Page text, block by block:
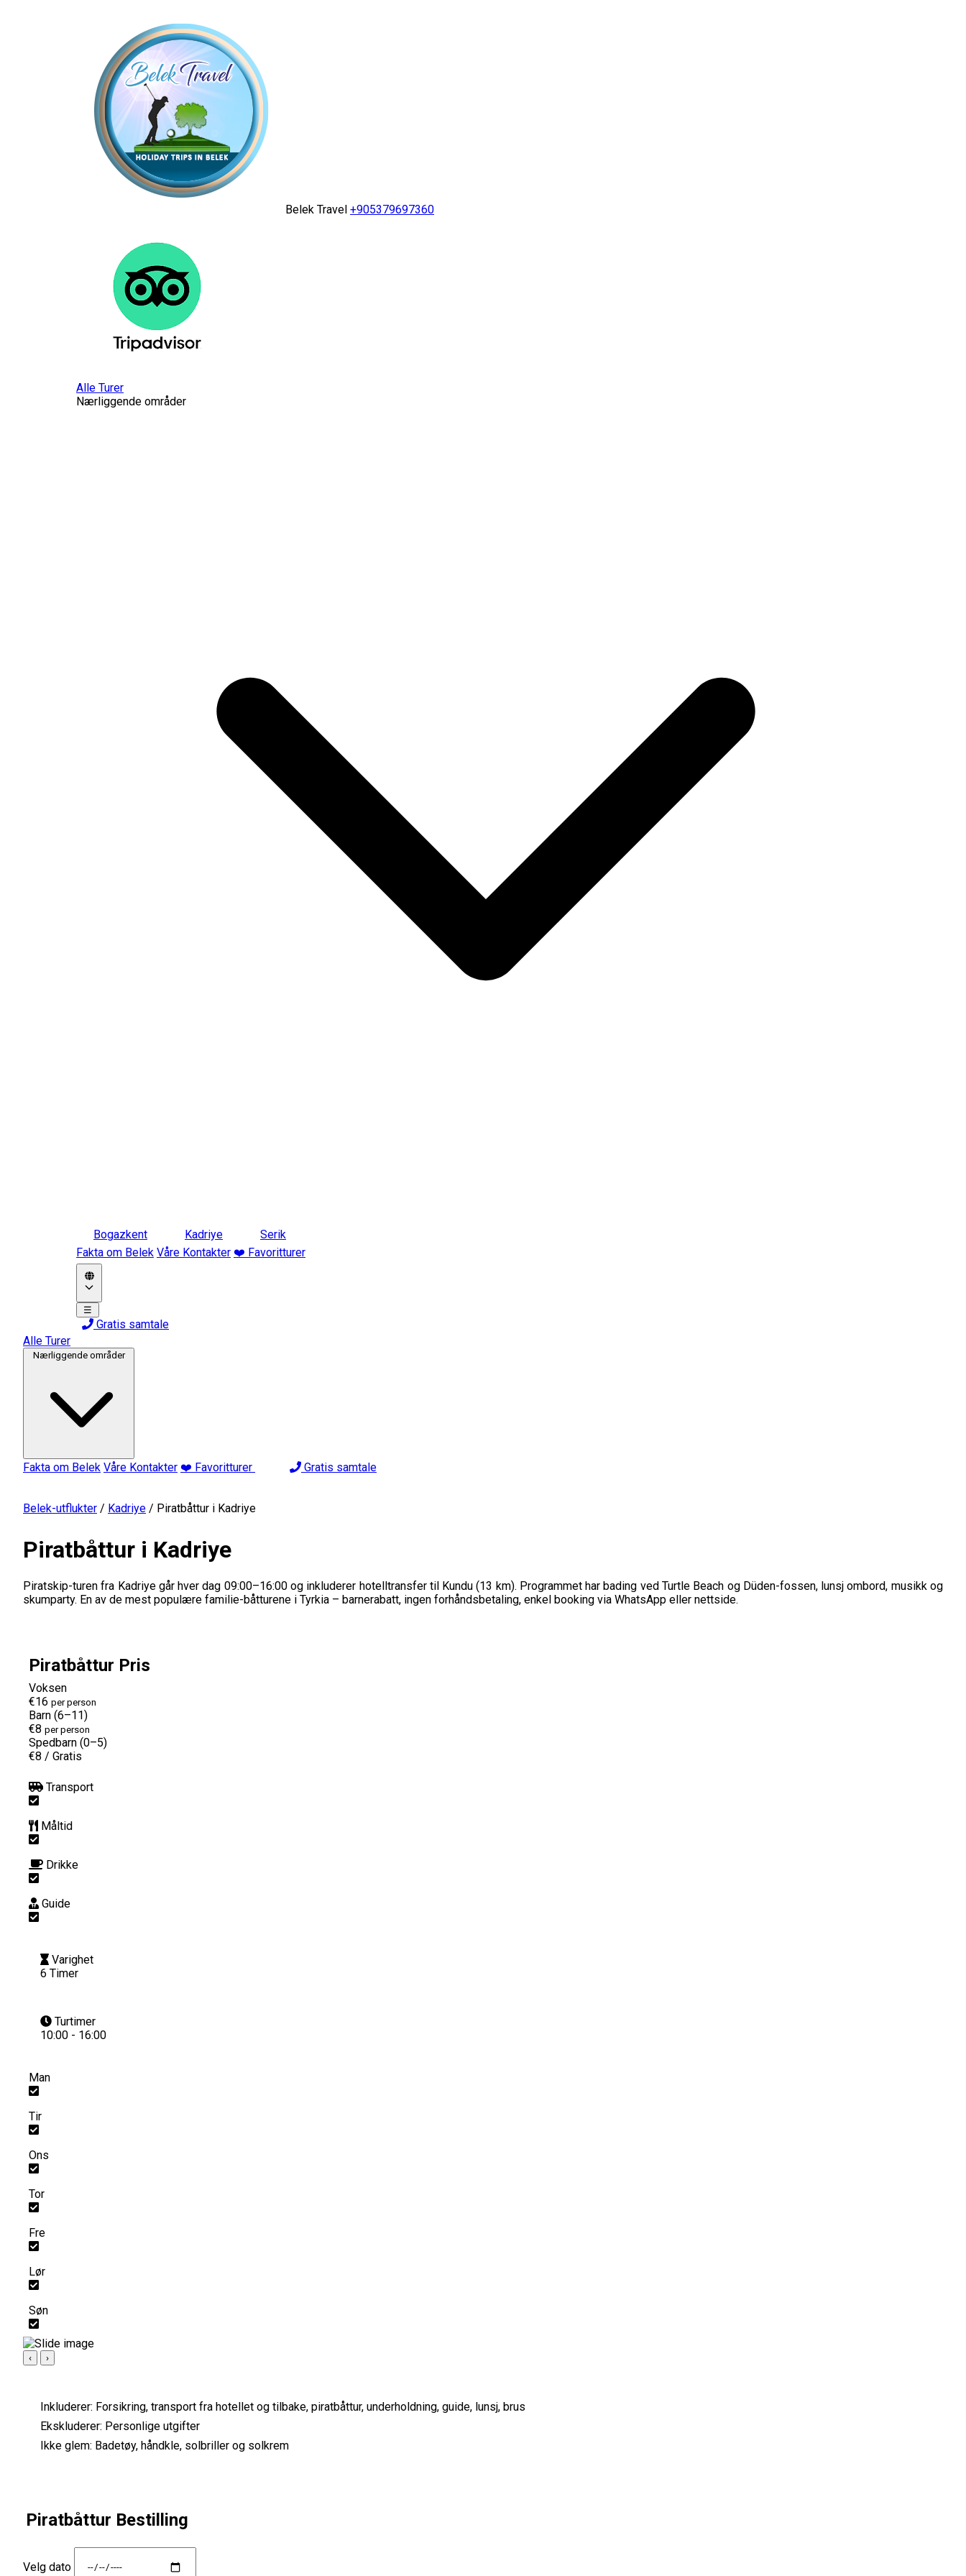
Belek Travel +905379697360
Alle Turer
Nærliggende områder
Bogazkent Kadriye
Serik
Fakta om Belek Våre Kontakter ❤️ Favoritturer
☰
Gratis samtale
Alle Turer
Nærliggende områder
Fakta om Belek Våre Kontakter ❤️ Favoritturer Gratis samtale
Belek-utflukter / Kadriye / Piratbåttur i Kadriye
Piratbåttur i Kadriye
Piratskip-turen fra Kadriye går hver dag 09:00–16:00 og inkluderer hotelltransfer til Kundu (13 km). Programmet har bading ved Turtle Beach og Düden-fossen, lunsj ombord, musikk og
skumparty. En av de mest populære familie-båtturene i Tyrkia – barnerabatt, ingen forhåndsbetaling, enkel booking via WhatsApp eller nettside.
Piratbåttur Pris
Voksen
€16 per person
Barn (6–11)
€8 per person
Spedbarn (0–5)
€8 / Gratis
Transport
Måltid
Drikke
Guide
Varighet
6 Timer
Turtimer
10:00 - 16:00
Man
Tir
Ons
Tor
Fre
Lør
Søn
‹ ›
Inkluderer: Forsikring, transport fra hotellet og tilbake, piratbåttur, underholdning, guide, lunsj, brus
Ekskluderer: Personlige utgifter
Ikke glem: Badetøy, håndkle, solbriller og solkrem
Piratbåttur Bestilling
Velg dato